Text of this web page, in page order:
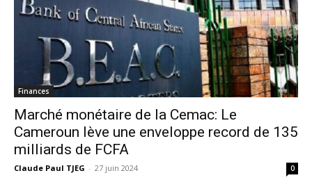
Finances
Marché monétaire de la Cemac: Le
Cameroun lève une enveloppe record de 135
milliards de FCFA
Claude Paul TJEG - 27 juin 2024 0